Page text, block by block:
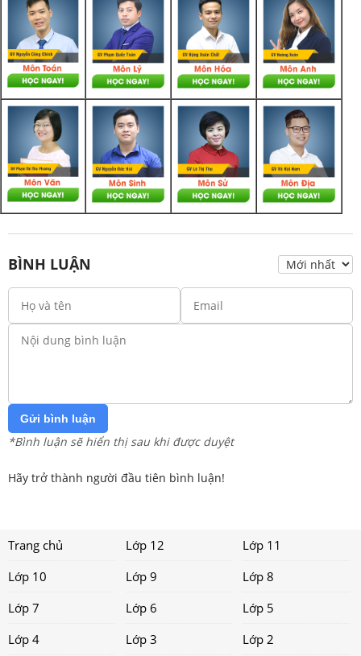
BÌNH LUẬN
Gửi bình luận
*Bình luận sẽ hiển thị sau khi được duyệt
Hãy trở thành người đầu tiên bình luận!
Trang chủ Lớp 12
Lớp 11
Lớp 10
Lớp 9
Lớp 8
Lớp 7
Lớp 6
Lớp 5
Lớp 4
Lớp 3 Lớp 2